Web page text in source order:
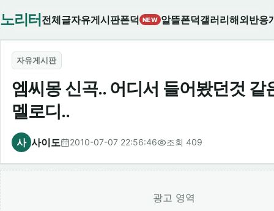
노리터 전체글자유게시판폰덕 NEW 알뜰폰덕갤러리해외반응
자유게시판
엠씨몽 신곡.. 어디서 들어봤던것 같
멜로디..
사 사이도 2010-07-07 22:56:46 조회 409
광고 영역